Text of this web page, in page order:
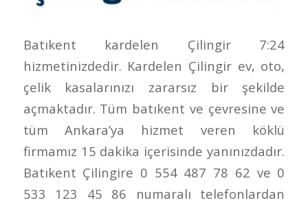
Batıkent kardelen Çilingir 7:24
hizmetinizdedir. Kardelen Çilingir ev, oto,
çelik kasalarınızı zararsız bir şekilde
açmaktadır. Tüm batıkent ve çevresine ve
tüm Ankara’ya hizmet veren köklü
firmamız 15 dakika içerisinde yanınızdadır.
Batıkent Çilingire 0 554 487 78 62 ve 0
533 123 45 86 numaralı telefonlardan